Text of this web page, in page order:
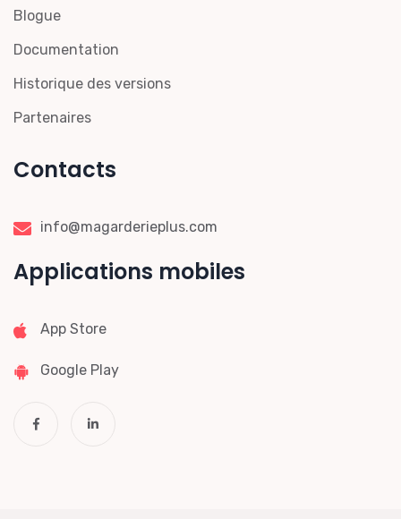
Blogue
Documentation
Historique des versions
Partenaires
Contacts
info@magarderieplus.com
Applications mobiles
App Store
Google Play